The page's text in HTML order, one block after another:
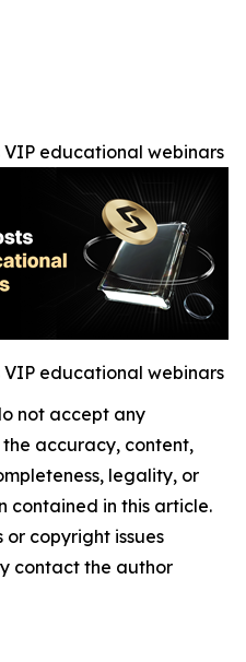
VIP educational webinars
VIP educational webinars
not accept any
accuracy, content,
legality, or
contained in this article.
copyright issues
contact the author